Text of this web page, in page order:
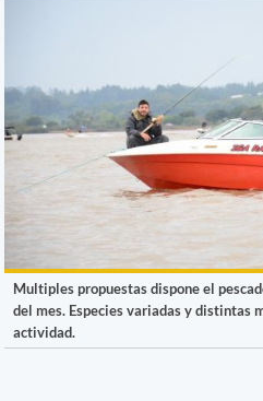
Multiples propuestas dispone el
del mes. Especies variadas y distintas
actividad.